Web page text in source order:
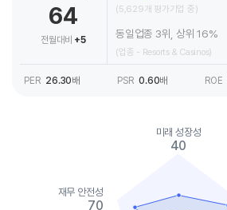
64
전월대비 +5
(5,629개 평가기업 중)
동일업종 3위, 상위 16%
(업종 - Resorts & Casinos)
PER 26.30배 PSR 0.60배 ROE
미래 성장성
40
재무 안전성
70